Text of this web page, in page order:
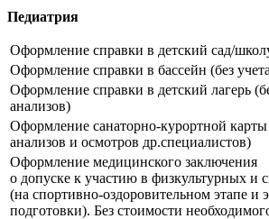
Педиатрия
Оформление справки в детский сад/
Оформление справки в бассейн (без
Оформление справки в детский лагерь
анализов)
Оформление санаторно-курортной карты
анализов и осмотров др.специалистов)
Оформление медицинского заключения
о допуске к участию в физкультурных и
(на спортивно-оздоровительном этапе и
подготовки). Без стоимости